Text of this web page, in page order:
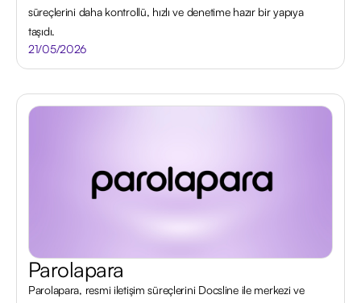
süreçlerini daha kontrollü, hızlı ve denetime hazır bir yapıya
taşıdı.
21/05/2026
Parolapara
Parolapara, resmi iletişim süreçlerini Docsline ile merkezi ve